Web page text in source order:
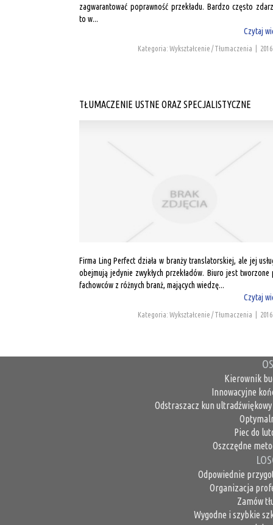
zagwarantować poprawność przekładu. Bardzo często
to w...
Czytaj
Kategoria: Wykształcenie / Tłumaczenia
TŁUMACZENIE USTNE ORAZ SPECJALISTYCZNE
Firma Ling Perfect działa w branży translatorskiej, ale jej
obejmują jedynie zwykłych przekładów. Biuro jest tworzone
fachowców z różnych branż, mających wiedzę...
Czytaj
Kategoria: Wykształcenie / Tłumaczenia
Kierownik
Innowacyjne
Odstraszacz kun
Piec do
Oszczędne
Odpowiednie
Organizacja
Zamów
Wygodne i szybkie